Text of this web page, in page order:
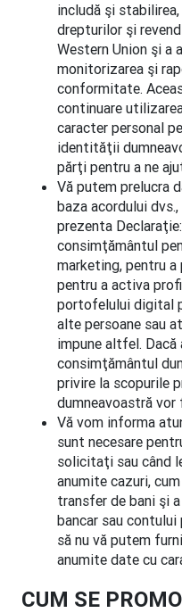
includă şi
drepturilor şi
Western Union şi a
monitorizarea şi
conformitate.
continuare
caracter personal
identităţii
părţi pentru a ne
Vă putem prelucra
baza acordului
prezenta
consimţământul
marketing, pentru
pentru a activa
portofelului digital
alte persoane sau
impune altfel. Dacă
consimţământul
privire la scopurile
dumneavoastră vor
Vă vom informa
sunt necesare
solicitaţi sau când
anumite cazuri,
transfer de bani şi
bancar sau
să nu vă putem
anumite date cu
CUM SE